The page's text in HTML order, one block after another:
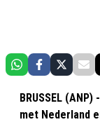
BRUSSEL
met Nederland